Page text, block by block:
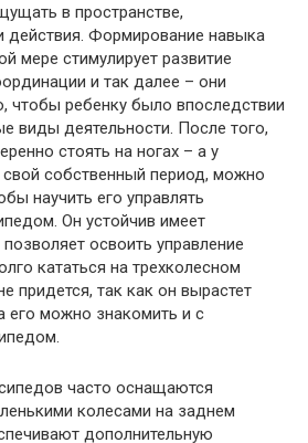
в пространстве,
действия. Формирование навыка
мере стимулирует развитие
и так далее – они
чтобы ребенку было впоследствии
виды деятельности. После того,
стоять на ногах – а у
собственный период, можно
научить его управлять
Он устойчив имеет
освоить управление
кататься на трехколесном
придется, так как он вырастет
его можно знакомить и с
часто оснащаются
колесами на заднем
дополнительную